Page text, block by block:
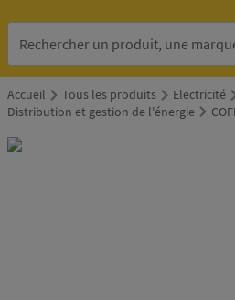
Accueil Tous les produits Electricité
Distribution et gestion de l'énergie